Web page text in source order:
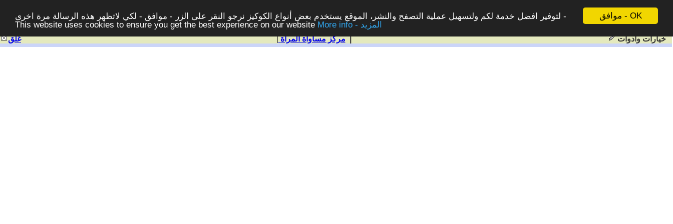
موافق - OK
لتوفير افضل خدمة لكم ولتسهيل عملية التصفح والنشر، الموقع يستخدم بعض أنواع الكوكيز نرجو النقر على الزر - موافق - لكي لاتظهر هذه الرسالة مرة اخرى -
This website uses cookies to ensure you get the best experience on our website
More info - المزيد
غلق | مركز مساواة المرأة| خيارات وادوات